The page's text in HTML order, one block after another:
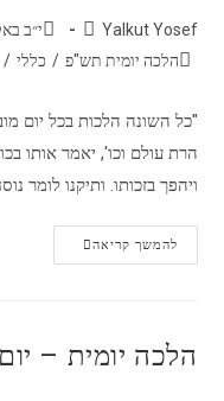
Yalkut Yosef
י״ב
הלכה יומית תש"פ / כללי /
"כל השונה הלכות בכל יום
הרת עולם וכו', יאמר אותו
ויהפך בזכותו. ותיקנו לומר
להמשך קריאה
הלכה יומית –